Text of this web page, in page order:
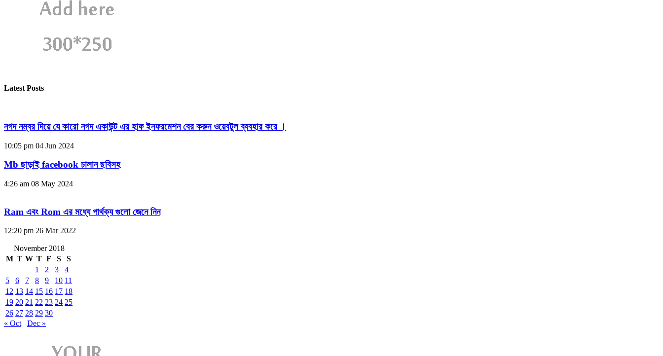
Latest Posts
নগদ নম্বর দিয়ে যে কারো নগদ একাউন্ট এর হাফ ইনফরমেশন বের করুন ওয়েবটুল ব্যবহার করে ।
10:05 pm 04 Jun 2024
Mb ছাড়াই facebook চালান ছবিসহ
4:26 am 08 May 2024
Ram এবং Rom এর মধ্যে পার্থক্য গুলো জেনে নিন
12:20 pm 26 Mar 2022
November 2018
M T W T F S
S
1
2 3
4
5
6 7 8 9 10 11
12 13 14 15 16 17 18
19 20 21 22 23 24 25
26 27 28 29 30
« Oct
Dec »